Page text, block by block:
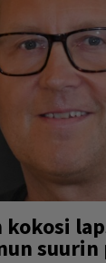
kokosi